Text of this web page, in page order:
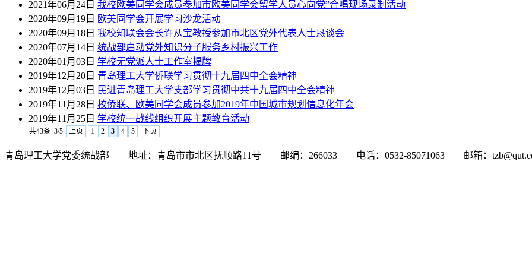
2021年06月24日 我校欧美同学会成员参加市欧美同学会留学人员心向党”合唱现场录制活动
2020年09月19日 欧美同学会开展学习沙龙活动
2020年09月18日 我校知联会会长许从宝教授参加市北区党外代表人士恳谈会
2020年07月14日 统战部启动党外知识分子服务乡村振兴工作
2020年01月03日 学校无党派人士工作室揭牌
2019年12月20日 青岛理工大学侨联学习贯彻十九届四中全会精神
2019年12月03日
民进青岛理工大学支部学习贯彻中共十九届四中全会精神
2019年11月28日 校侨联、欧美同学会成员参加2019年中国城市规划信息化年会
2019年11月25日 学校统一战线组织开展主题教育活动
共43条 3/5 上页 1 2 3 4 5 下页
青岛理工大学党委统战部 地址：青岛市市北区抚顺路11号 邮编：266033 电话：0532-85071063 邮箱：